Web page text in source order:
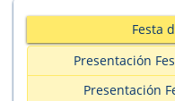
Festa
Presentación
Presentación